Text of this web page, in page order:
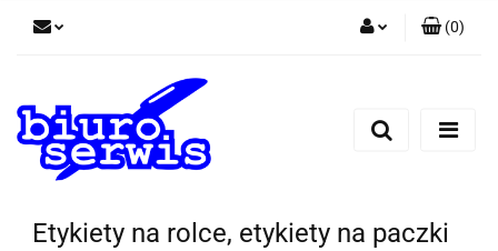
Zarejestruj się
(0)
Etykiety na rolce, etykiety na paczki